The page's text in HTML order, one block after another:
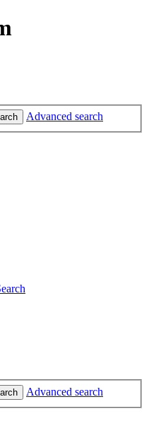
Advanced search
Advanced search